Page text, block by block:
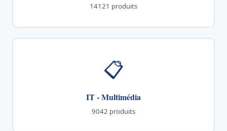
14121 produits
📋
IT - Multimédia
9042 produits